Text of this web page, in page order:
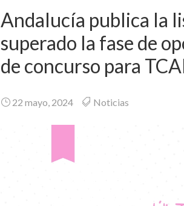
Andalucía publica la
superado la fase de
de concurso para
22 mayo, 2024 Noticias